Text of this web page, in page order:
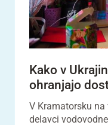
Kako v
ohranjajo
V Kramatorsku
delavci